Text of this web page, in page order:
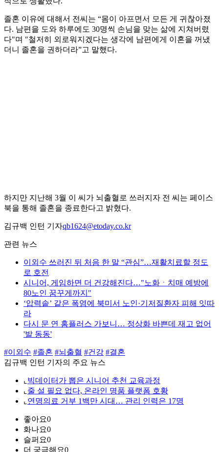
졸혼 이유에 대해서 전씨는 “몸이 아프면서 모든 게 귀찮아졌
다. 남편을 도와 하루에도 30명씩 손님을 맞는 삶에 지쳐버렸
다"며 "철저히 외로워지겠다는 생각에 남편에게 이혼을 꺼냈
더니 졸혼을 권하더라”고 말했다.
하지만 지난해 3월 이 씨가 뇌출혈로 쓰러지자 전 씨는 페이스
북을 통해 졸혼을 종료한다고 밝혔다.
김규백 인턴 기자qb1624@etoday.co.kr
관련 뉴스
이외수 쓰러진 뒤 처음 한 말 “관심”…재활치료할 정도
로 호전
시니어, 게임하면 더 건강해진다…"노화ㆍ치매 예방에
80노인 꿈꾸게까지"
‘압력솥’ 같은 폭염에 북미서 노인·기저질환자 피해 잇따
라
다시 문 연 홈플러스 가보니… 정상화 바쁜데 재고 없어
'발 동동'
#이외수 #졸혼 #뇌출혈 #건강 #결혼
김규백 인턴 기자의 주요 뉴스
⌞ 빅데이터가 뽑은 시니어 추천 교육과정
⌞ 줄 설 필요 없다, 온라인 명품 플랫폼 호황
⌞ 연명의료 거부 1백만 시대… 관리 인력은 17명
좋아요0
화나요0
슬퍼요0
더 궁금해요0